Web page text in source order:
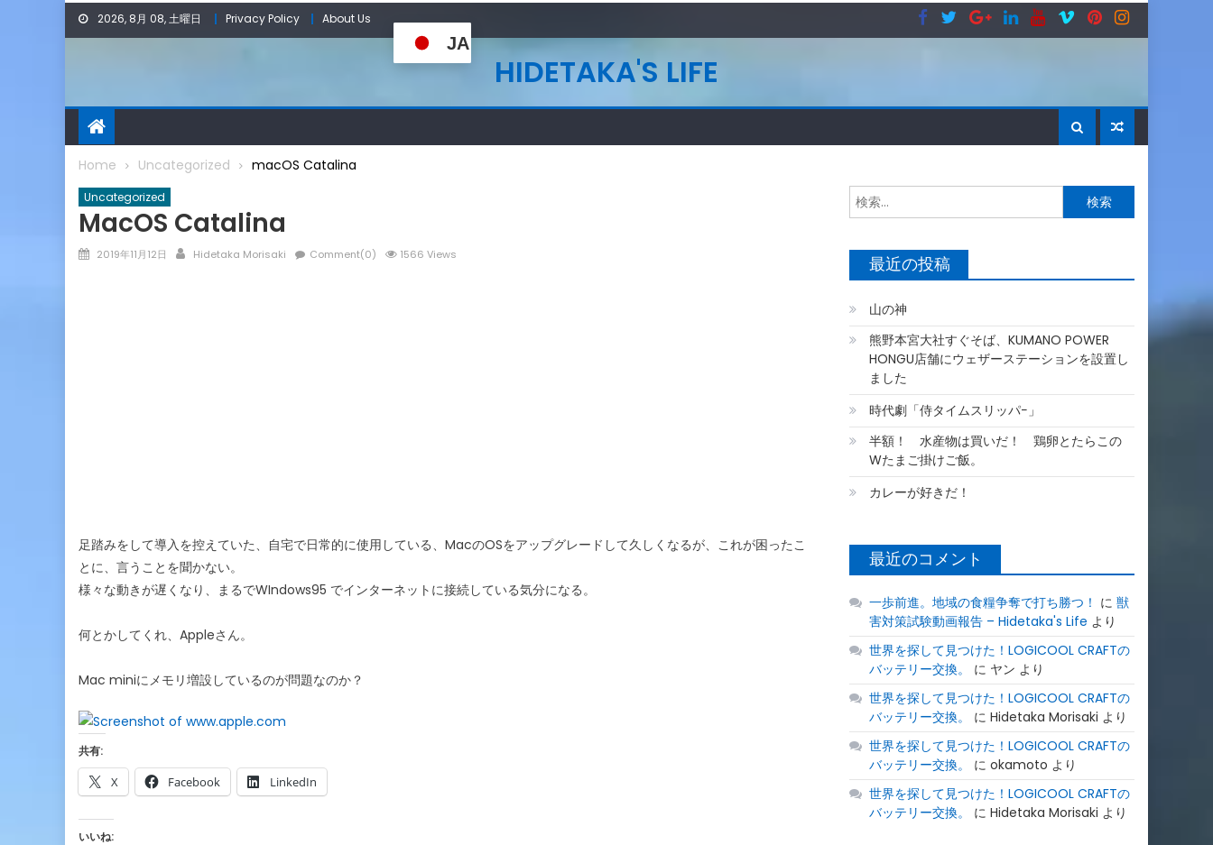
Skip
2026, 8月 08, 土曜日 Privacy Policy About Us
JA
HIDETAKA'S LIFE
Home Uncategorized macOS Catalina
Uncategorized
MacOS Catalina
Posted
2019年11月12日 Author
Hidetaka Morisaki Comment(0) 1566 Views
足踏みをして導入を控えていた、自宅で日常的に使用している、MacのOSをアップグレードして久しくなるが、これが困ったこ
とに、言うことを聞かない。
様々な動きが遅くなり、まるでWIndows95 でインターネットに接続している気分になる。
何とかしてくれ、Appleさん。
Mac miniにメモリ増設しているのが問題なのか？
共有:
X Facebook LinkedIn
いいね:
索:
最近の投稿
山の神
熊野本宮大社すぐそば、KUMANO POWER
HONGU店舗にウェザーステーションを設置し
ました
時代劇「侍タイムスリッパ−」
半額！ 水産物は買いだ！ 鶏卵とたらこの
Wたまご掛けご飯。
カレーが好きだ！
最近のコメント
一歩前進。地域の食糧争奪で打ち勝つ！ に獣
害対策試験動画報告 – Hidetaka's Life より
世界を探して見つけた！LOGICOOL CRAFTの
バッテリー交換。
に ヤン より
世界を探して見つけた！LOGICOOL CRAFTの
バッテリー交換。
にHidetaka Morisaki より
世界を探して見つけた！LOGICOOL CRAFTの
バッテリー交換。
にokamoto より
世界を探して見つけた！LOGICOOL CRAFTの
バッテリー交換。
にHidetaka Morisaki より